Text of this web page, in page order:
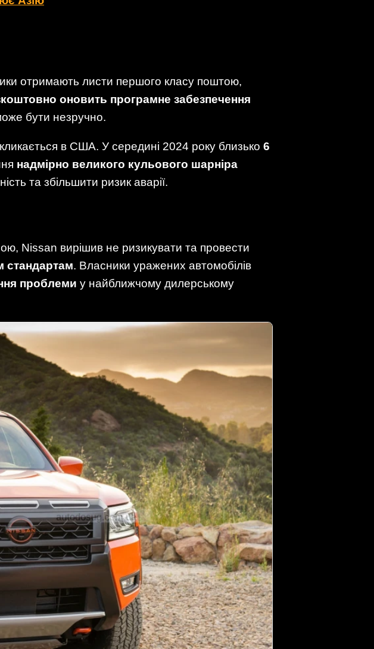
отримають листи першого класу поштою,
оновить програмне забезпечення
бути незручно.
в США. У середині 2024 року близько 6
надмірно великого кульового шарніра
та збільшити ризик аварії.
Nissan вирішив не ризикувати та провести
стандартам. Власники уражених автомобілів
проблеми у найближчому дилерському